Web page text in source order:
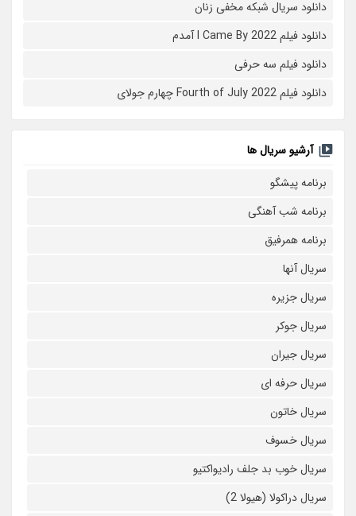
دانلود سریال شبکه مخفی زنان
دانلود فیلم I Came By 2022 آمدم
دانلود فیلم سه حرفی
دانلود فیلم Fourth of July 2022 چهارم جولای
آرشیو سریال ها
برنامه پیشگو
برنامه شب آهنگی
برنامه همرفیق
سریال آنها
سریال جزیره
سریال جوکر
سریال جیران
سریال حرفه ای
سریال خاتون
سریال خسوف
سریال خوب بد جلف رادیواکتیو
سریال دراکولا (هیولا 2)